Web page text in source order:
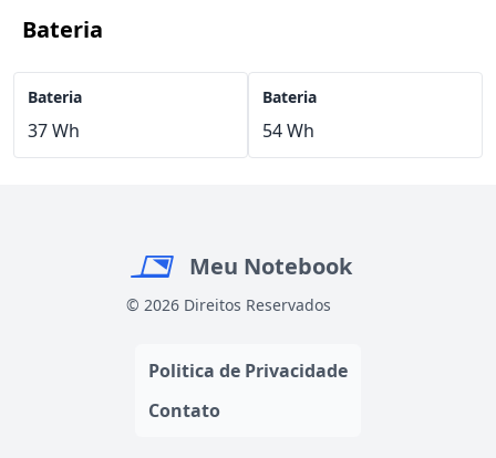
Bateria
Bateria
37 Wh
Bateria
54 Wh
Meu Notebook
© 2026 Direitos Reservados
Politica de Privacidade
Contato